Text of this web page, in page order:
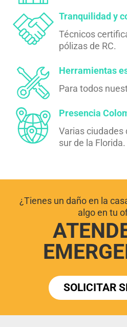
Tranquilidad y
Técnicos
pólizas de RC.
Herramientas
Para todos
Presencia
Varias ciudades
sur de la Florida.
¿Tienes un daño en la
algo en tu
SOLICITAR